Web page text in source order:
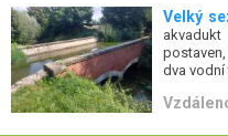
Velký
dva vodní